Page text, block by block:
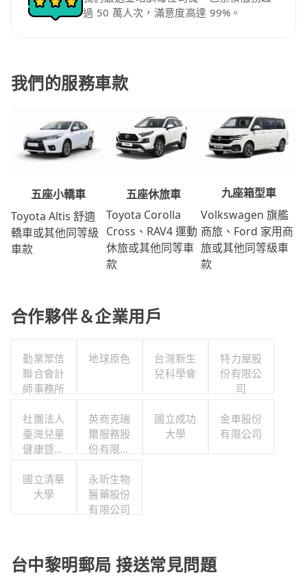
過 50 萬人次，滿意度高達 99%。
我們的服務車款
五座小轎車
Toyota Altis 舒適
轎車或其他同等級
車款
五座休旅車
Toyota Corolla
Cross、RAV4 運動
休旅或其他同等車
款
九座箱型車
Volkswagen 旗艦
商旅、Ford 家用商
旅或其他同等級車
款
合作夥伴＆企業用戶
勤業眾信
聯合會計
師事務所
地球原色
台灣新生
兒科學會
特力屋股
份有限公
司
社團法人
臺灣兒童
健康暨身
會
英商克瑞
爾服務股
份有限公
公司
國立成功
大學
金車股份
有限公司
國立清華
大學
永昕生物
醫藥股份
有限公司
台中黎明郵局 接送常見問題